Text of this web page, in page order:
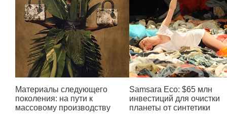
Материалы следующего
поколения: на пути к
массовому производству
Samsara Eco: $65 млн
инвестиций для очистки
планеты от синтетики